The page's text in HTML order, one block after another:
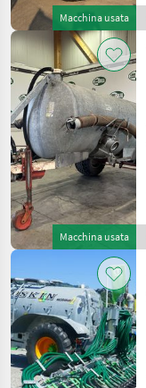
Macchina usata
Macchina usata